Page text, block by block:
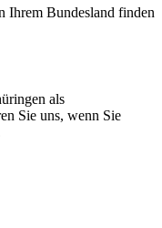
Ihrem Bundesland finden
als
Sie uns, wenn Sie